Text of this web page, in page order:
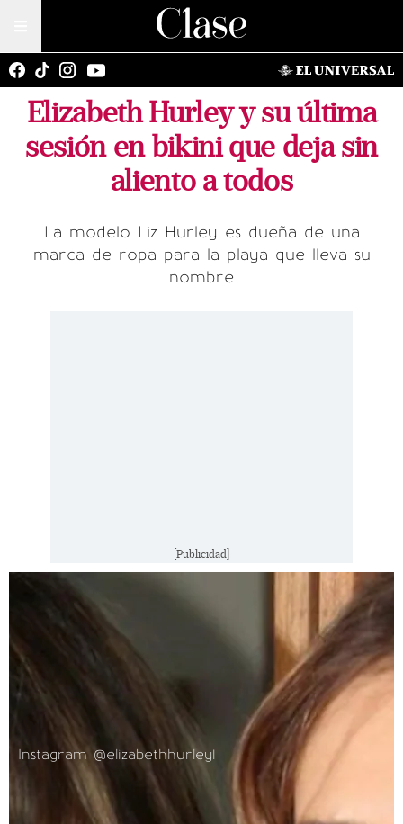
Elizabeth Hurley y su última
sesión en bikini que deja sin
aliento a todos
La modelo Liz Hurley es dueña de una
marca de ropa para la playa que lleva su
nombre
[Publicidad]
Instagram @elizabethhurley1